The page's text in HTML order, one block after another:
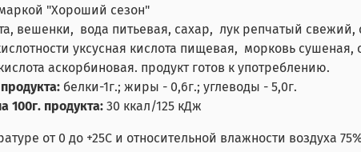
"Хороший сезон"
вешенки, вода питьевая, сахар, лук репчатый свежий,
уксусная кислота пищевая, морковь
аскорбиновая. продукт готов к употреблению.
белки-1г.; жиры - 0,6г.; углеводы - 5,0г.
100г. продукта:30 ккал/125 кДж
от 0 до +25С и относительной влажности воздуха